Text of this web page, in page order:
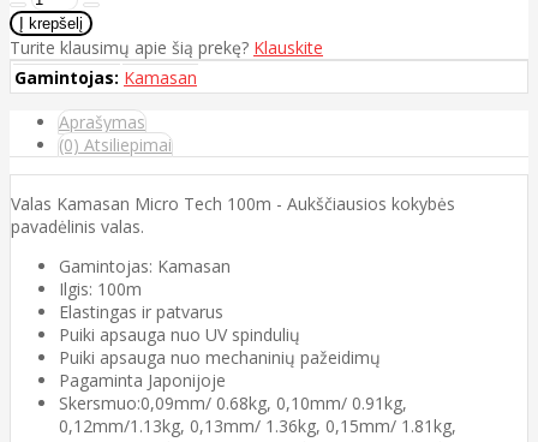
Turite klausimų apie šią prekę? Klauskite
Gamintojas: Kamasan
Aprašymas
(0) Atsiliepimai
Valas Kamasan Micro Tech 100m - Aukščiausios kokybės
pavadėlinis valas.
Gamintojas: Kamasan
Ilgis: 100m
Elastingas ir patvarus
Puiki apsauga nuo UV spindulių
Puiki apsauga nuo mechaninių pažeidimų
Pagaminta Japonijoje
Skersmuo:0,09mm/ 0.68kg, 0,10mm/ 0.91kg,
0,12mm/1.13kg, 0,13mm/ 1.36kg, 0,15mm/ 1.81kg,